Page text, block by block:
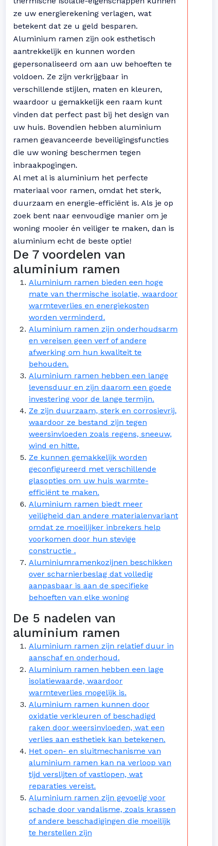
ze uw energierekening verlagen, wat
betekent dat ze u geld besparen.
Aluminium ramen zijn ook esthetisch
aantrekkelijk en kunnen worden
gepersonaliseerd om aan uw behoeften te
voldoen. Ze zijn verkrijgbaar in
verschillende stijlen, maten en kleuren,
waardoor u gemakkelijk een raam kunt
vinden dat perfect past bij het design van
uw huis. Bovendien hebben aluminium
ramen geavanceerde beveiligingsfuncties
die uw woning beschermen tegen
inbraakpogingen.
Al met al is aluminium het perfecte
materiaal voor ramen, omdat het sterk,
duurzaam en energie-efficiënt is. Als je op
zoek bent naar eenvoudige manier om je
woning mooier én veiliger te maken, dan is
aluminium echt de beste optie!
De 7 voordelen van
aluminium ramen
Aluminium ramen bieden een hoge
mate van thermische isolatie, waardoor
warmteverlies en energiekosten
worden verminderd.
Aluminium ramen zijn onderhoudsarm
en vereisen geen verf of andere
afwerking om hun kwaliteit te
behouden.
Aluminium ramen hebben een lange
levensduur en zijn daarom een goede
investering voor de lange termijn.
Ze zijn duurzaam, sterk en corrosievrij,
waardoor ze bestand zijn tegen
weersinvloeden zoals regens, sneeuw,
wind en hitte.
Ze kunnen gemakkelijk worden
geconfigureerd met verschillende
glasopties om uw huis warmte-
efficiënt te maken.
Aluminium ramen biedt meer
veiligheid dan andere materialenvariant
omdat ze moeilijker inbrekers help
voorkomen door hun stevige
constructie .
Aluminiumramenkozijnen beschikken
over scharnierbeslag dat volledig
aanpasbaar is aan de specifieke
behoeften van elke woning
De 5 nadelen van
aluminium ramen
Aluminium ramen zijn relatief duur in
aanschaf en onderhoud.
Aluminium ramen hebben een lage
isolatiewaarde, waardoor
warmteverlies mogelijk is.
Aluminium ramen kunnen door
oxidatie verkleuren of beschadigd
raken door weersinvloeden, wat een
verlies aan esthetiek kan betekenen.
Het open- en sluitmechanisme van
aluminium ramen kan na verloop van
tijd verslijten of vastlopen, wat
reparaties vereist.
Aluminium ramen zijn gevoelig voor
schade door vandalisme, zoals krassen
of andere beschadigingen die moeilijk
te herstellen zijn